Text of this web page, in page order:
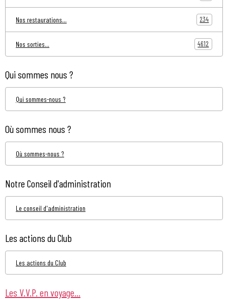
Nos restaurations... 234
Nos sorties... 4612
Qui sommes nous ?
Qui sommes-nous ?
Où sommes nous ?
Où sommes-nous ?
Notre Conseil d'administration
Le conseil d'administration
Les actions du Club
Les actions du Club
Les V.V.P. en voyage...